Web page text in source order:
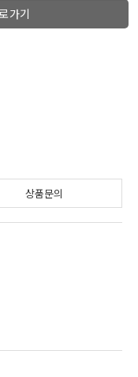
가기
상품문의